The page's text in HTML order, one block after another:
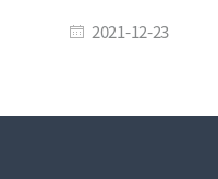
2021-12-23